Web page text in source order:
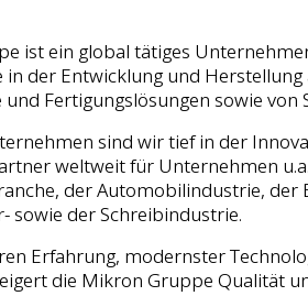
ist ein global tätiges
in der Entwicklung und
Fertigungslösungen sowie von
sind wir tief in der
weltweit für Unternehmen
der Automobilindustrie, der
sowie der Schreibindustrie.
Erfahrung, modernster
die Mikron Gruppe Qualität